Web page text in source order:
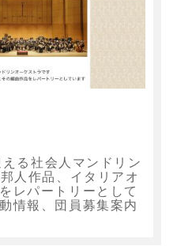
る社会人マンドリン
人作品、イタリアオ
レパートリーとして
情報、団員募集案内